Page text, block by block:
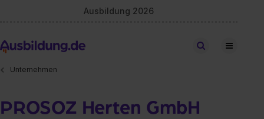
Ausbildung 2026
Stellen finden
Unternehmen
PROSOZ Herten GmbH